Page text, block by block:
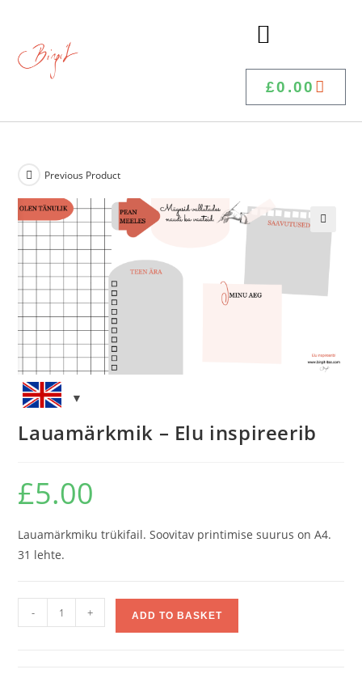
£0.00
Previous Product
Lauamärkmik – Elu inspireerib
£5.00
Lauamärkmiku trükifail. Soovitav printimise suurus on A4.
31 lehte.
- + ADD TO BASKET